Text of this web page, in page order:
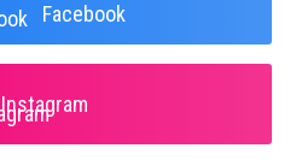
Facebook
Instagram